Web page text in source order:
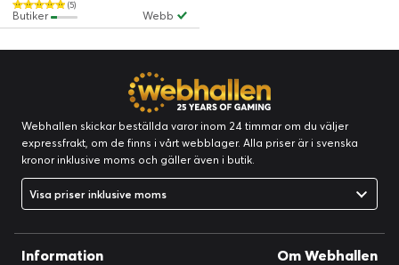
(5)
Webb
Butiker
Webhallen skickar beställda varor inom 24 timmar om du väljer
expressfrakt, om de finns i vårt webblager. Alla priser är i svenska
kronor inklusive moms och gäller även i butik.
Visa priser inklusive moms
Information Om Webhallen